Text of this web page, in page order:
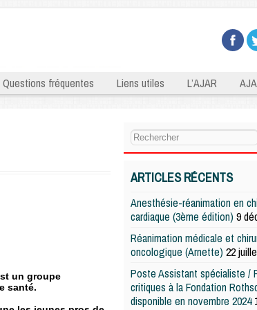
Questions fréquentes Liens utiles L’AJAR
un groupe
santé.
ARTICLES RÉCENTS
Anesthésie-réanimation en
cardiaque (3ème édition) 9
Réanimation médicale et
oncologique (Arnette) 22
Poste Assistant spécialiste /
critiques à la Fondation
disponible en novembre 2024